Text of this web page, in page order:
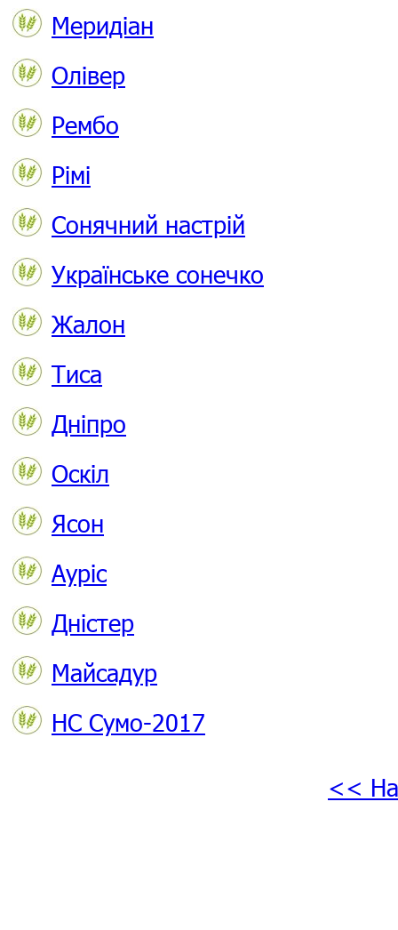
Меридіан
Олівер
Рембо
Рімі
Сонячний настрій
Українське сонечко
Жалон
Тиса
Дніпро
Оскіл
Ясон
Ауріс
Дністер
Майсадур
НС Сумо-2017
<<